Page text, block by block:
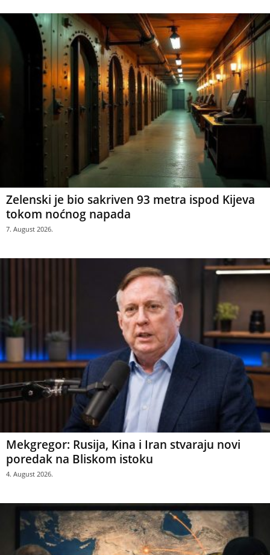
Zelenski je bio sakriven 93 metra ispod Kijeva
tokom noćnog napada
7. August 2026.
Mekgregor: Rusija, Kina i Iran stvaraju novi
poredak na Bliskom istoku
4. August 2026.